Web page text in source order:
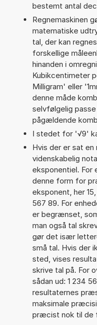
bestemt antal
Regnemaskinen
matematiske
tal, der kan
forskellige
hinanden i
Kubikcentimeter
Milligram' eller
denne måde
selvfølgelig
pågældende
I stedet for '√9'
Hvis der er sat
videnskabelig
eksponentiel. For
denne form for
eksponent, her
567 89. For
er begrænset,
man også tal
gør det især
små tal. Hvis der
sted, vises
skrive tal på. For
sådan ud: 1 234
resultaternes
maksimale
præcist nok til de